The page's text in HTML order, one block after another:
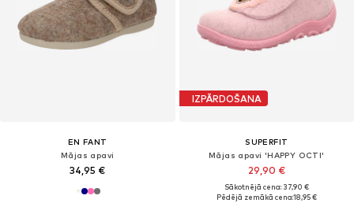
EN FANT
Mājas apavi
34,95 €
IZPĀRDOŠANA
SUPERFIT
Mājas apavi 'HAPPY OCTI'
29,90 €
Sākotnējā cena: 37,90 €
Pēdējā zemākā cena:18,95 €